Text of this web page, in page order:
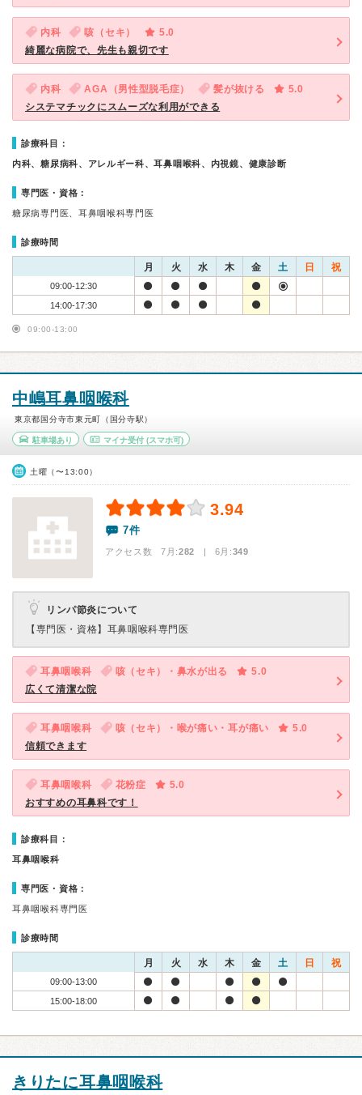
内科 咳（セキ）
5.0
綺麗な病院で、先生も親切です
内科 AGA（男性型脱毛症） 髪が抜ける
5.0
システマチックにスムーズな利用ができる
診療科目：
内科、糖尿病科、アレルギー科、耳鼻咽喉科、内視鏡、健康診断
専門医・資格：
糖尿病専門医、耳鼻咽喉科専門医
診療時間
月 火 水 木 金 土 日 祝
09:00-12:30
14:00-17:30
09:00-13:00
中嶋耳鼻咽喉科
東京都国分寺市東元町（国分寺駅）
駐車場あり マイナ受付(スマホ可)
土曜（〜13:00）
3.94
7件
アクセス数 7月:282 | 6月:349
リンパ節炎について
【専門医・資格】 耳鼻咽喉科専門医
耳鼻咽喉科 咳（セキ）・鼻水が出る
5.0
広くて清潔な院
耳鼻咽喉科 咳（セキ）・喉が痛い・耳が痛い
5.0
信頼できます
耳鼻咽喉科 花粉症
5.0
おすすめの耳鼻科です！
診療科目：
耳鼻咽喉科
専門医・資格：
耳鼻咽喉科専門医
診療時間
月 火 水 木 金 土 日 祝
09:00-13:00
15:00-18:00
きりたに耳鼻咽喉科